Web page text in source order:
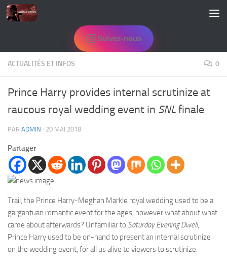
Skip to content
Suivez-nous
ACTUALITÉS ET INFOS 0
Prince Harry provides internal scrutinize at
raucous royal wedding event in SNLfinale
PAR ADMIN · 20 MAI 2018
Partager
Trail, the Prince Harry-Meghan Markle royal wedding used to be a
gargantuan romantic event for the ages, however what about what
came about afterwards? Unfamiliar to Saturday Evening Dwell,
Prince Harry used to be on-hand to present an internal scrutinize
on the wedding event, for all us alive to viewers to scrutinize.